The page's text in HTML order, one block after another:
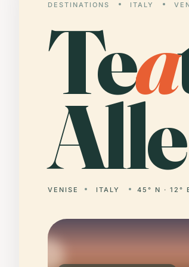
DESTINATIONS ITALY
Tea
VENISE ITALY 45° N · 12°